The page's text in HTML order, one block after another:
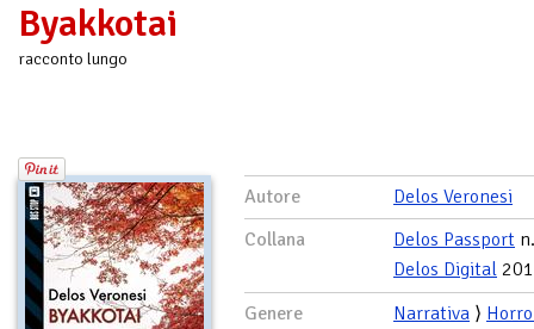
Byakkotai
racconto lungo
Autore
Delos Veronesi
Collana
Delos Passport
Delos Digital
Genere
Narrativa ⟩